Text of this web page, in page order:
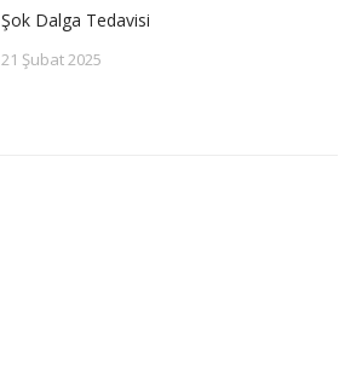
Şok Dalga Tedavisi
21 Şubat 2025